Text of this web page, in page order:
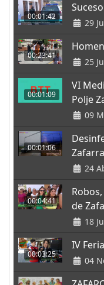
00:01:42
29
00:23:41
25
00:01:09
VI
Polje
09
00:01:06
24
00:04:41
de
18
00:03:25
IV
04